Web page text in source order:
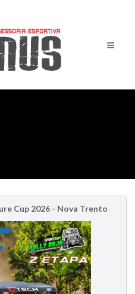
Cup 2026 - Nova Trento